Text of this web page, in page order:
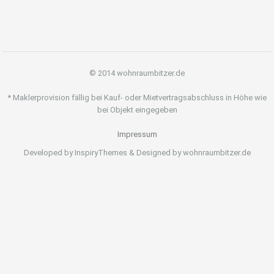
© 2014 wohnraumbitzer.de
* Maklerprovision fällig bei Kauf- oder Mietvertragsabschluss in Höhe wie
bei Objekt eingegeben
Impressum
Developed by InspiryThemes & Designed by wohnraumbitzer.de